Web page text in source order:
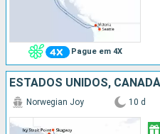
Pague em 4X
ESTADOS UNIDOS, CANADÁ
Norwegian Joy 10 d